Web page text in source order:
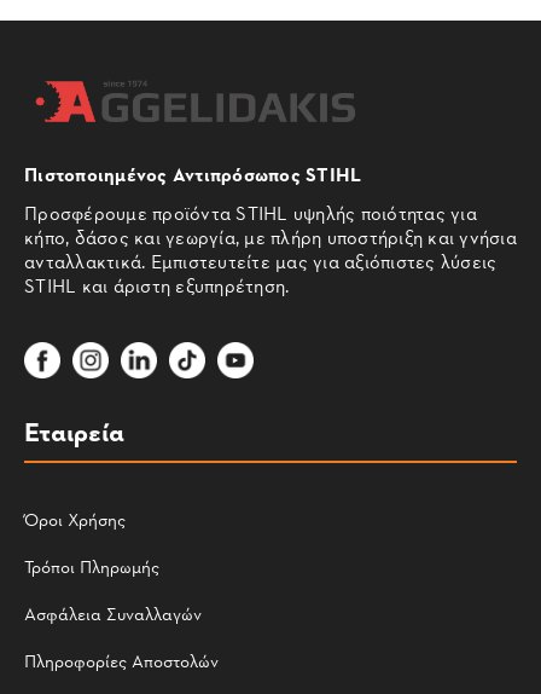
Πιστοποιημένος Αντιπρόσωπος STIHL
Προσφέρουμε προϊόντα STIHL υψηλής ποιότητας για
κήπο, δάσος και γεωργία, με πλήρη υποστήριξη και γνήσια
ανταλλακτικά. Εμπιστευτείτε μας για αξιόπιστες λύσεις
STIHL και άριστη εξυπηρέτηση.
Εταιρεία
Όροι Χρήσης
Τρόποι Πληρωμής
Ασφάλεια Συναλλαγών
Πληροφορίες Αποστολών